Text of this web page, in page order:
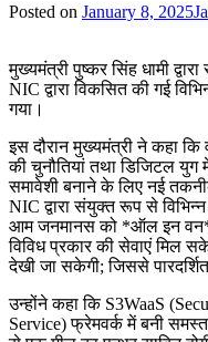
Posted on January 8, 2025
मुख्यमंत्री पुष्कर सिंह धामी
NIC द्वारा विकसित की गई
गया।
इस दौरान मुख्यमंत्री ने कहा कि
की चुनौतियां तथा डिजिटल
समावेशी बनाने के लिए नई
NIC द्वारा संयुक्त रूप से
आम जनमानस को *ऑल इन वन*
विविध प्रकार की सेवाएं मिल
देखी जा सकेगी; जिससे
उन्होंने कहा कि S3WaaS
Service) फ्रेमवर्क में बनी समस्त